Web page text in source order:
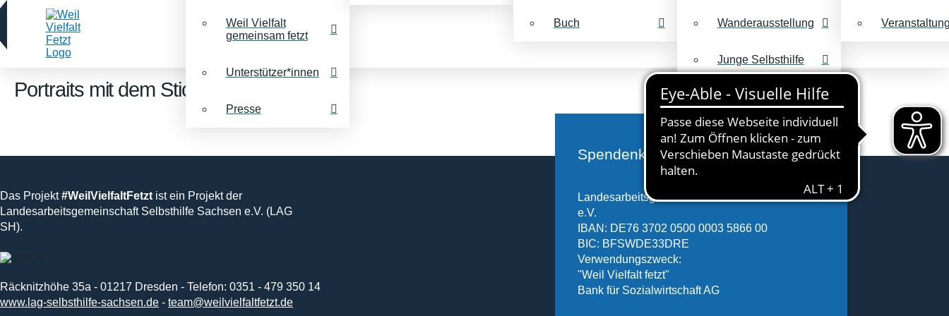
Weil Vielfalt
gemeinsam fetzt
Unterstützer*innen
Presse
Buch Wanderausstellung
Junge Selbsthilfe
Keine dummen
Fragen
Portraits mit dem Stichwort:
Spendenkonto
Landesarbeitsgemeinschaft Selbsthilfe Sachsen
e.V.
IBAN: DE76 3702 0500 0003 5866 00
BIC: BFSWDE33DRE
Verwendungszweck:
"Weil Vielfalt fetzt"
Bank für Sozialwirtschaft AG
Das Projekt#WeilVielfaltFetzt ist ein Projekt der
Landesarbeitsgemeinschaft Selbsthilfe Sachsen e.V. (LAG
SH).
Räcknitzhöhe 35a - 01217 Dresden - Telefon: 0351 - 479 350 14
www.lag-selbsthilfe-sachsen.de - team@weilvielfaltfetzt.de